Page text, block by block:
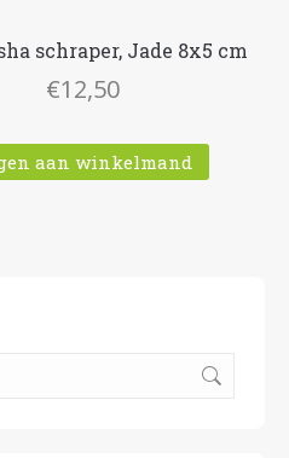
schraper, Jade 8x5 cm
€12,50
aan winkelmand